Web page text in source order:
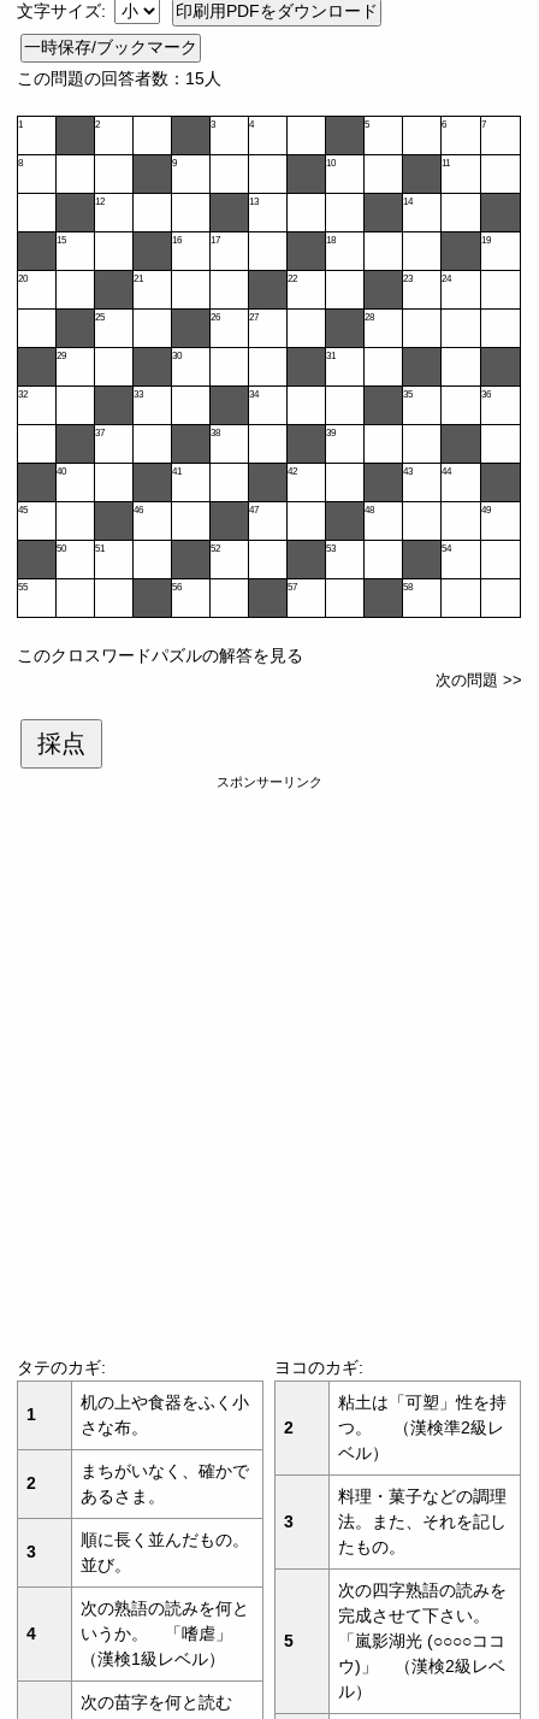
文字サイズ:
一時保存/ブックマーク
この問題の回答者数：15人
1 2 3 4 5 6 7
8 9 10 11
12 13 14
15 16 17 18 19
20 21 22 23 24
25 26 27 28
29 30 31
32 33 34 35 36
37 38 39
40 41 42 43 44
45 46 47 48 49
50 51 52 53 54
55 56 57 58
このクロスワードパズルの解答を見る
次の問題 >>
採点
スポンサーリンク
タテのカギ:
1
机の上や食器をふく小
さな布。
2
まちがいなく、確かで
あるさま。
3
順に長く並んだもの。
並び。
4
次の熟語の読みを何と
いうか。 「嗜虐」
（漢検1級レベル）
次の苗字を何と読む
ヨコのカギ:
2
粘土は「可塑」性を持
つ。 （漢検準2級レ
ベル）
3
料理・菓子などの調理
法。また、それを記し
たもの。
5
次の四字熟語の読みを
完成させて下さい。
「嵐影湖光 (○○○○ココ
ウ)」 （漢検2級レベ
ル）